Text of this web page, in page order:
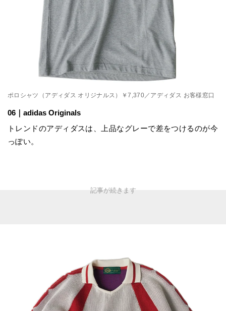
ポロシャツ（アディダス オリジナルス）￥7,370／アディダス お客様窓口
06｜adidas Originals
トレンドのアディダスは、上品なグレーで差をつけるのが今
っぽい。